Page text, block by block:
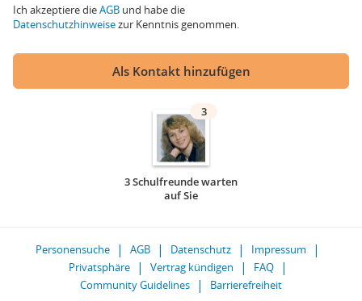
Ich akzeptiere dieAGB und habe die
Datenschutzhinweisezur Kenntnis genommen.
Als Kontakt hinzufügen
3
3 Schulfreunde warten
auf Sie
Personensuche AGB Datenschutz
Impressum
Privatsphäre
Vertrag kündigen
FAQ
Community Guidelines
Barrierefreiheit